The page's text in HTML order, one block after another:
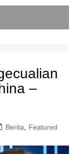
–
Berita, Featured